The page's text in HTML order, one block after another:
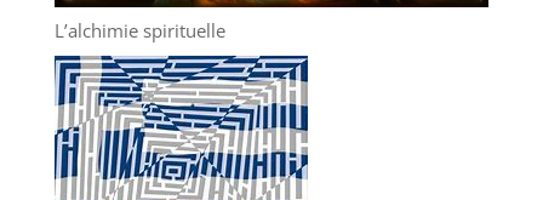
L’alchimie spirituelle